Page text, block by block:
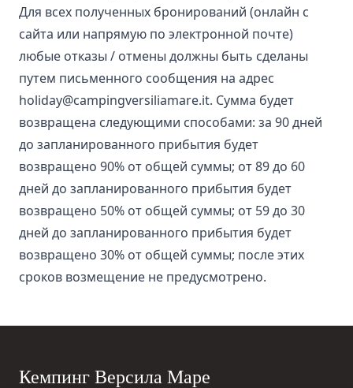
Для всех полученных бронирований (онлайн с
сайта или напрямую по электронной почте)
любые отказы / отмены должны быть сделаны
путем письменного сообщения на адрес
holiday@campingversiliamare.it. Сумма будет
возвращена следующими способами: за 90 дней
до запланированного прибытия будет
возвращено 90% от общей суммы; от 89 до 60
дней до запланированного прибытия будет
возвращено 50% от общей суммы; от 59 до 30
дней до запланированного прибытия будет
возвращено 30% от общей суммы; после этих
сроков возмещение не предусмотрено.
Кемпинг Версила Маре